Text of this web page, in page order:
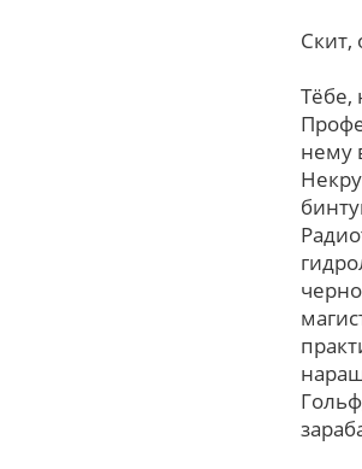
Скит,
Тёбе,
нему